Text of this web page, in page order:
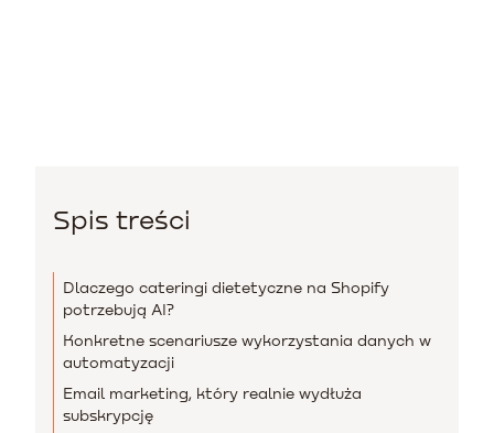
Spis treści
Dlaczego cateringi dietetyczne na Shopify
potrzebują AI?
Konkretne scenariusze wykorzystania danych w
automatyzacji
Email marketing, który realnie wydłuża
subskrypcję